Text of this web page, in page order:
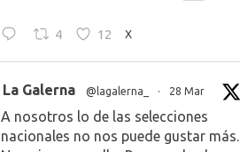
4 12 X
La Galerna @lagalerna_ · 28 Mar
A nosotros lo de las selecciones
nacionales no nos puede gustar más.